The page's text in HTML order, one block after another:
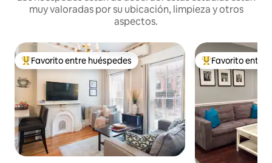
muy valoradas por su ubicación, limpieza y otros
aspectos.
Favorito entre huéspedes preferido
Favorito entre huéspedes Favorito entre
Favorito entre